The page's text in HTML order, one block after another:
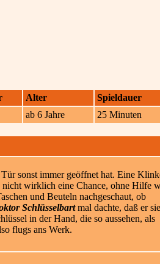
Alter Spieldauer
ab 6 Jahre 25 Minuten
sonst immer geöffnet hat. Eine
wirklich eine Chance, ohne Hilfe
und Beuteln nachgeschaut, ob
Schlüsselbartmal dachte, daß er sie
in der Hand, die so aussehen, als
flugs ans Werk.